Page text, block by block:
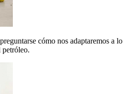
cómo nos adaptaremos a
petróleo.